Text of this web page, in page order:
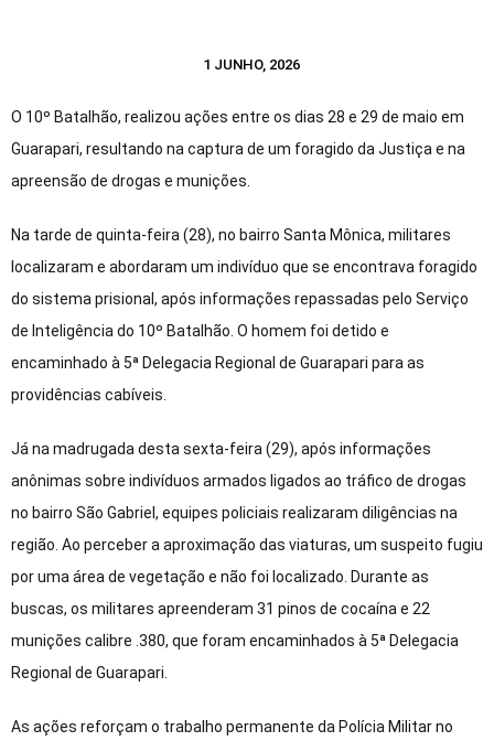
1 JUNHO, 2026
O 10º Batalhão, realizou ações entre os dias 28 e 29 de maio em
Guarapari, resultando na captura de um foragido da Justiça e na
apreensão de drogas e munições.
Na tarde de quinta-feira (28), no bairro Santa Mônica, militares
localizaram e abordaram um indivíduo que se encontrava foragido
do sistema prisional, após informações repassadas pelo Serviço
de Inteligência do 10º Batalhão. O homem foi detido e
encaminhado à 5ª Delegacia Regional de Guarapari para as
providências cabíveis.
Já na madrugada desta sexta-feira (29), após informações
anônimas sobre indivíduos armados ligados ao tráfico de drogas
no bairro São Gabriel, equipes policiais realizaram diligências na
região. Ao perceber a aproximação das viaturas, um suspeito fugiu
por uma área de vegetação e não foi localizado. Durante as
buscas, os militares apreenderam 31 pinos de cocaína e 22
munições calibre .380, que foram encaminhados à 5ª Delegacia
Regional de Guarapari.
As ações reforçam o trabalho permanente da Polícia Militar no